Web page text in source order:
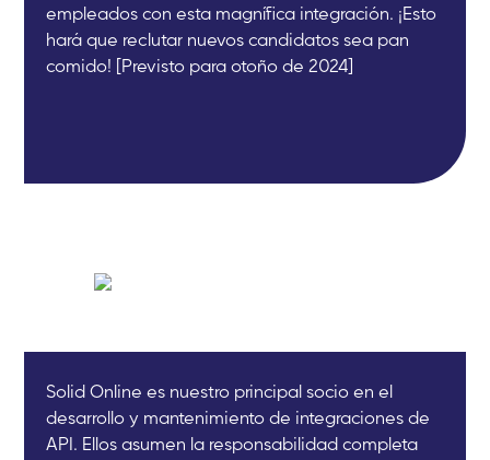
empleados con esta magnífica integración. ¡Esto
hará que reclutar nuevos candidatos sea pan
comido! [Previsto para otoño de 2024]
Solid Online es nuestro principal socio en el
desarrollo y mantenimiento de integraciones de
API. Ellos asumen la responsabilidad completa